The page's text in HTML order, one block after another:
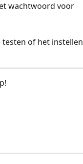
wachtwoord voor
testen of het instellen